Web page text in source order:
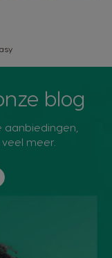
blog
aanbiedingen,
meer.